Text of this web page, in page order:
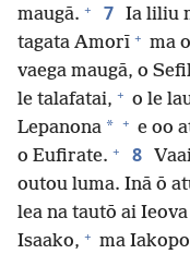
maugā. + 7 Ia liliu
tagata Amorī + ma
vaega maugā, o
le talafatai, + o le
Lepanona * + e oo
o Eufirate. + 8
outou luma. Inā ō
lea na tautō ai
Isaako, + ma